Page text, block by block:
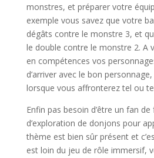
monstres, et préparer votre
exemple vous savez que votre
dégâts contre le monstre 3, et
le double contre le monstre 2. A
en compétences vos
d’arriver avec le bon
lorsque vous affronterez tel ou
Enfin pas besoin d’être un fan
d’exploration de donjons pour
thème est bien sûr présent et
est loin du jeu de rôle immersif,